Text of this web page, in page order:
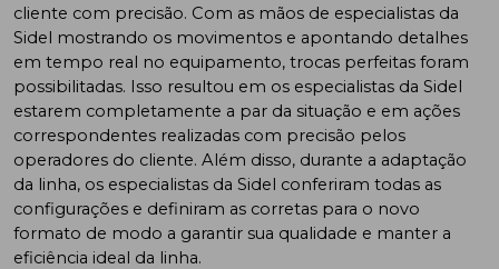
cliente com precisão. Com as mãos de especialistas da
Sidel mostrando os movimentos e apontando detalhes
em tempo real no equipamento, trocas perfeitas foram
possibilitadas. Isso resultou em os especialistas da Sidel
estarem completamente a par da situação e em ações
correspondentes realizadas com precisão pelos
operadores do cliente. Além disso, durante a adaptação
da linha, os especialistas da Sidel conferiram todas as
configurações e definiram as corretas para o novo
formato de modo a garantir sua qualidade e manter a
eficiência ideal da linha.